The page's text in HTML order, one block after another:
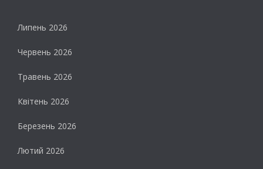
Липень 2026
Червень 2026
Травень 2026
Квітень 2026
Березень 2026
Лютий 2026